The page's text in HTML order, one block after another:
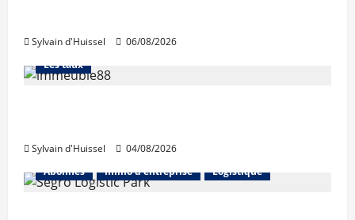
Sylvain d'Huissel 06/08/2026
Abonnés Financement
Les taux
Sylvain d'Huissel
04/08/2026
Abonnés
Immo d'entreprise Logistique